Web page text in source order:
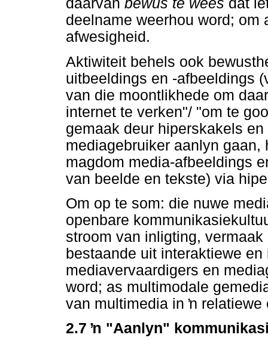
daarvan bewus te wees dat
deelname weerhou word;
afwesigheid.
Aktiwiteit behels ook
uitbeeldings en -afbeeldings
van die moontlikhede om
internet te verken"/ "om te
gemaak deur hiperskakels
mediagebruiker aanlyn
magdom media-afbeeldings
van beelde en tekste) via
Om op te som: die nuwe
openbare
stroom van inligting,
bestaande uit interaktiewe
mediavervaardigers en
word; as multimodale
van multimedia in ŉ relatiewe
2.7ŉ "Aanlyn"